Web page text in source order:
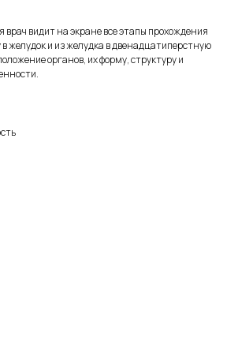
врач видит на экране все этапы прохождения
желудок и из желудка в двенадцатиперстную
органов, их форму, структуру и